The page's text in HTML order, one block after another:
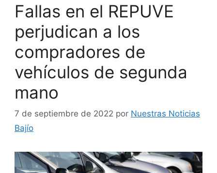
Fallas en el REPUVE
perjudican a los
compradores de
vehículos de segunda
mano
7 de septiembre de 2022 por Nuestras Noticias
Bajío